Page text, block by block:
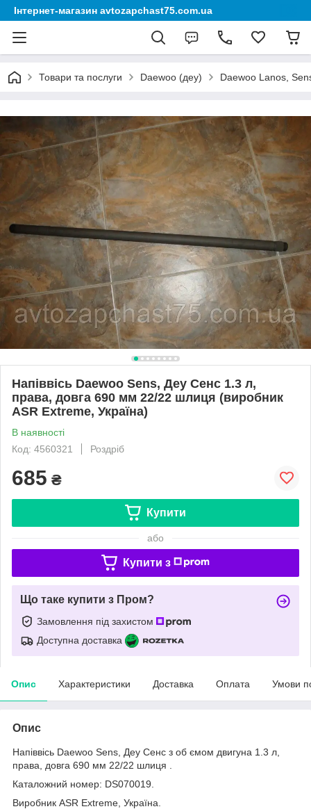
Інтернет-магазин avtozapchast75.com.ua
Товари та послуги Daewoo (деу) Daewoo Lanos,
Напіввісь Daewoo Sens, Деу Сенс 1.3 л,
права, довга 690 мм 22/22 шлиця (виробник
ASR Extreme, Україна)
В наявності
Код: 4560321
Роздріб
685 ₴
Купити
або
Купити з
Що таке купити з Пром?
Замовлення під захистом
Доступна доставка
Опис Характеристики Доставка Оплата Умови
Опис
Напіввісь Daewoo Sens, Деу Сенс з об ємом двигуна 1.3 л,
права, довга 690 мм 22/22 шлиця .
Каталожний номер: DS070019.
Виробник ASR Extreme, Україна.